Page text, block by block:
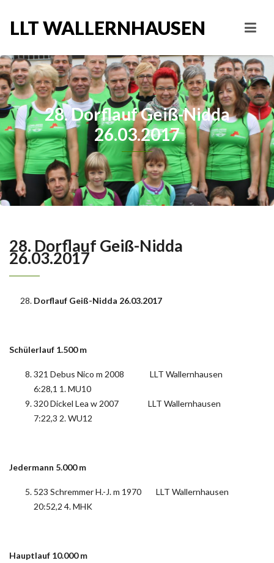
LLT WALLERNHAUSEN
28. Dorflauf Geiß-Nidda
26.03.2017
28. Dorflauf Geiß-Nidda
26.03.2017
Dorflauf Geiß-Nidda 26.03.2017
Schülerlauf 1.500 m
321 Debus Nico m 2008 LLT Wallernhausen
6:28,1 1. MU10
320 Dickel Lea w 2007 LLT Wallernhausen
7:22,3 2. WU12
Jedermann 5.000 m
523 Schremmer H.-J. m 1970 LLT Wallernhausen
20:52,2 4. MHK
Hauptlauf 10.000 m